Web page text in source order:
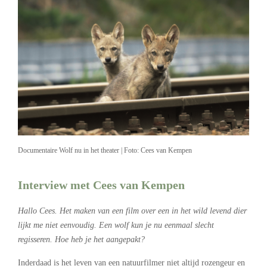
Documentaire Wolf nu in het theater | Foto: Cees van Kempen
Interview met Cees van Kempen
Hallo Cees. Het maken van een film over een in het wild levend dier
lijkt me niet eenvoudig. Een wolf kun je nu eenmaal slecht
regisseren. Hoe heb je het aangepakt?
Inderdaad is het leven van een natuurfilmer niet altijd rozengeur en